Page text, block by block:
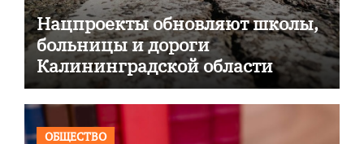
Нацпроекты обновляют школы,
больницы и дороги
Калининградской области
ОБЩЕСТВО